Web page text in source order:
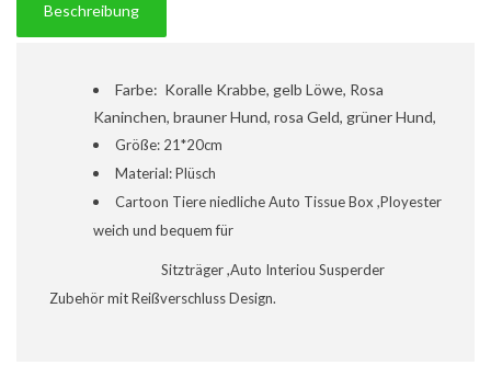
Beschreibung
Farbe: Koralle Krabbe, gelb Löwe, Rosa
Kaninchen, brauner Hund, rosa Geld, grüner Hund,
Größe: 21*20cm
Material: Plüsch
Cartoon Tiere niedliche Auto Tissue Box ,Ployester
weich und bequem für
Sitzträger ,Auto Interiou Susperder
Zubehör mit Reißverschluss Design.